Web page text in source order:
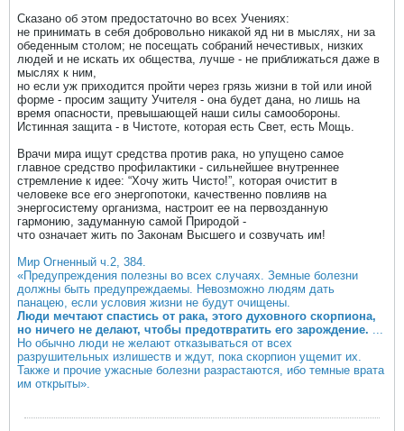
Сказано об этом предостаточно во всех Учениях:
не принимать в себя добровольно никакой яд ни в мыслях, ни за
обеденным столом; не посещать собраний нечестивых, низких
людей и не искать их общества, лучше - не приближаться даже в
мыслях к ним,
но если уж приходится пройти через грязь жизни в той или иной
форме - просим защиту Учителя - она будет дана, но лишь на
время опасности, превышающей наши силы самообороны.
Истинная защита - в Чистоте, которая есть Свет, есть Мощь.
Врачи мира ищут средства против рака, но упущено самое
главное средство профилактики - сильнейшее внутреннее
стремление к идее: “Хочу жить Чисто!”, которая очистит в
человеке все его энергопотоки, качественно повлияв на
энергосистему организма, настроит ее на первозданную
гармонию, задуманную самой Природой -
что означает жить по Законам Высшего и созвучать им!
Мир Огненный ч.2, 384.
«Предупреждения полезны во всех случаях. Земные болезни
должны быть предупреждаемы. Невозможно людям дать
панацею, если условия жизни не будут очищены.
Люди мечтают спастись от рака, этого духовного скорпиона,
но ничего не делают, чтобы предотвратить его зарождение. ...
Но обычно люди не желают отказываться от всех
разрушительных излишеств и ждут, пока скорпион ущемит их.
Также и прочие ужасные болезни разрастаются, ибо темные врата
им открыты».